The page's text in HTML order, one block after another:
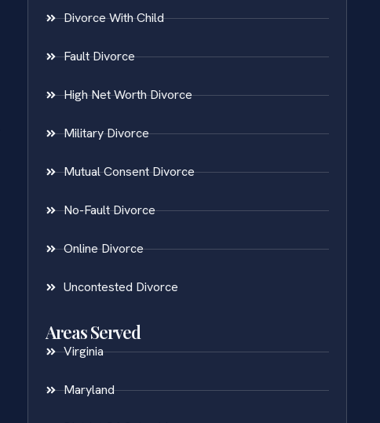
Divorce With Child
Fault Divorce
High Net Worth Divorce
Military Divorce
Mutual Consent Divorce
No-Fault Divorce
Online Divorce
Uncontested Divorce
Areas Served
Virginia
Maryland